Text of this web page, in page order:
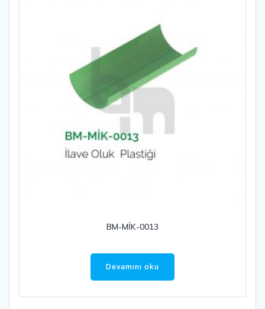
BM-MİK-0013
Devamını oku